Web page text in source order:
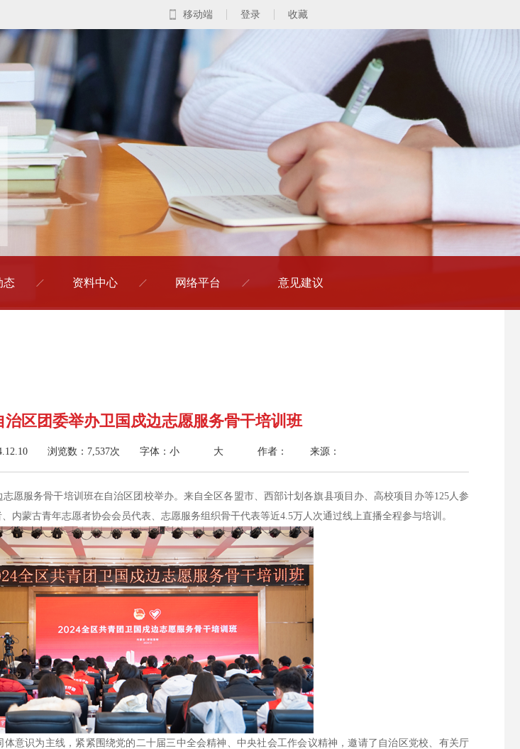
移动端 登录 收藏
态 资料中心 网络平台 意见建议
治区团委举办卫国戍边志愿服务骨干培训班
浏览数：7,537次 字体： 小 大 作者： 来源：
愿服务骨干培训班在自治区团校举办。来自全区各盟市、西部计划各旗县项目办、高校项目办等125人参
内蒙古青年志愿者协会会员代表、志愿服务组织骨干代表等近4.5万人次通过线上直播全程参与培训。
意识为主线，紧紧围绕党的二十届三中全会精神、中央社会工作会议精神，邀请了自治区党校、有关厅